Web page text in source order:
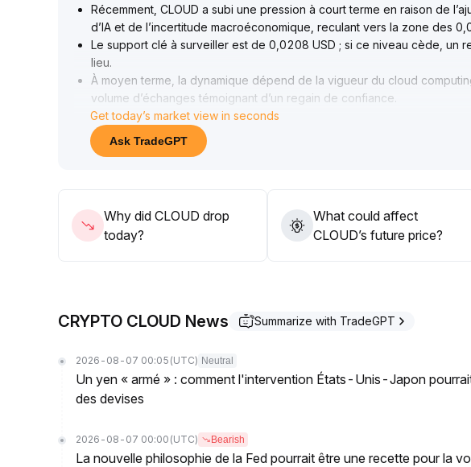
Récemment, CLOUD a subi une pression à court terme en raison de
d’IA et de l’incertitude macroéconomique, reculant vers la zone des
Le support clé à surveiller est de 0,0208 USD ; si ce niveau cède, un
lieu.
À moyen terme, la dynamique dépend de la vigueur du cloud
volume d’échanges témoignant d’un regain de confiance
Si l’appétit pour le risque continue d’augmenter, les acheteurs
USD
Il est conseillé de surveiller à court terme le niveau de 0,0208 USD:
Get today’s market view in seconds
Ask TradeGPT
Why did CLOUD drop
today?
What could affect
CLOUD’s future price?
CRYPTO CLOUD News Summarize with TradeGPT
2026-08-07 00:05 (UTC) Neutral
Un yen « armé » : comment l'intervention États-Unis-Japon
des devises
2026-08-07 00:00 (UTC) Bearish
La nouvelle philosophie de la Fed pourrait être une recette pour la